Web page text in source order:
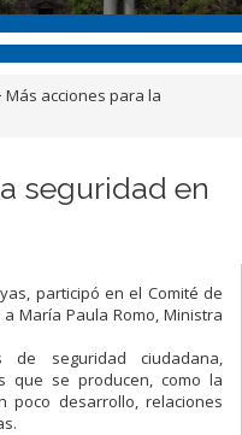
Más acciones para la
seguridad en
participó en el Comité de
María Paula Romo, Ministra
seguridad ciudadana,
que se producen, como la
poco desarrollo, relaciones